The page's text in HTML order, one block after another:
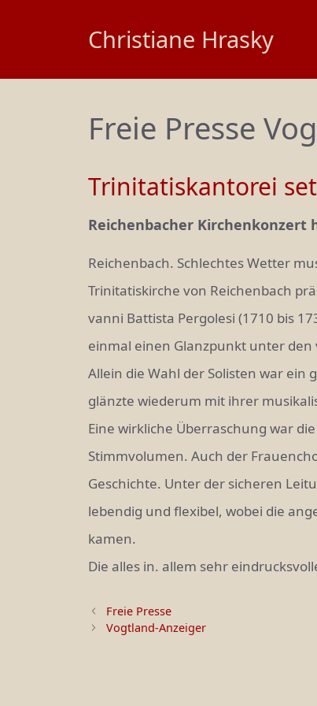
Christiane Hrasky
Freie Presse
Trinitatiskantorei
Reichenbacher
Reichenbach. Schlechtes Wetter
Trinitatiskirche von Reichenbach
vanni Battista Pergolesi (1710 bis
einmal einen Glanzpunkt unter den
Allein die Wahl der Solisten war ein
glänzte wiederum mit ihrer
Eine wirkliche Überraschung war
Stimmvolumen. Auch der
Geschichte. Unter der sicheren
lebendig und flexi­bel, wobei die
kamen.
Die alles in. allem sehr
Freie Presse
Vogtland-Anzeiger